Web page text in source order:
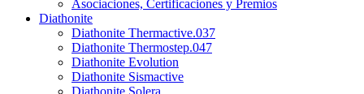
Asociaciones, Certificaciones y Premios
Diathonite
Diathonite Thermactive.037
Diathonite Thermostep.047
Diathonite Evolution
Diathonite Sismactive
Diathonite Solera